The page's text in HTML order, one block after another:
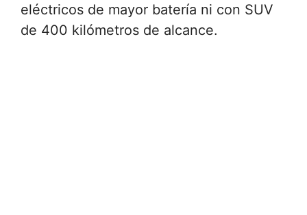
eléctricos de mayor batería ni con SUV
de 400 kilómetros de alcance.